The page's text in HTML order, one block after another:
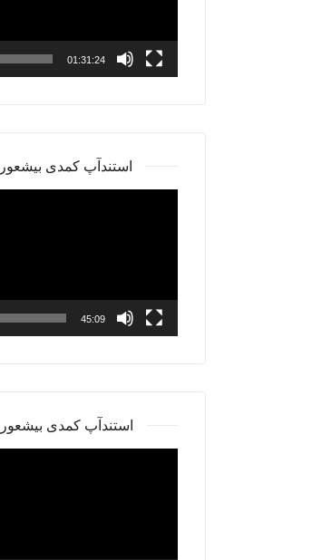
01:31:24
استندآپ کمدی
45:09
استندآپ کمدی